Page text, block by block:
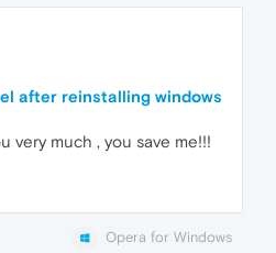
after reinstalling windows
very much , you save me!!!
Opera for Windows